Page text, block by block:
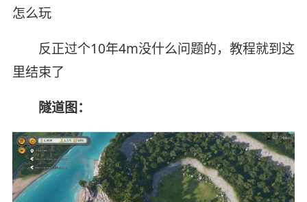
怎么玩
反正过个10年4m没什么问题的，教程就到这
里结束了
隧道图：